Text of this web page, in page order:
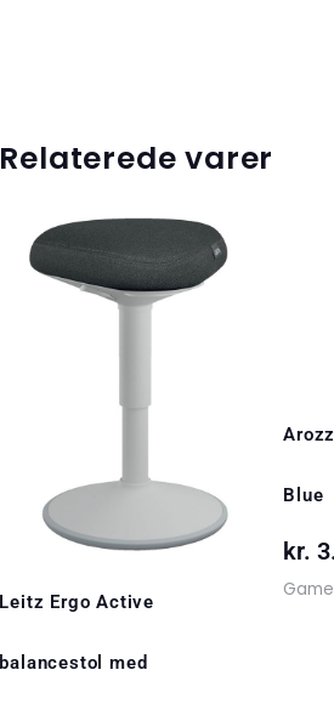
Relaterede varer
Leitz Ergo Active
balancestol med
Blue
kr.